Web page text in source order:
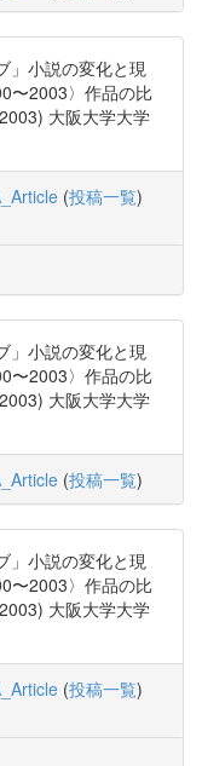
」小説の変化と現
〜2003〉作品の比
大阪大学大学
(投稿一覧)
」小説の変化と現
〜2003〉作品の比
大阪大学大学
(投稿一覧)
」小説の変化と現
〜2003〉作品の比
大阪大学大学
(投稿一覧)